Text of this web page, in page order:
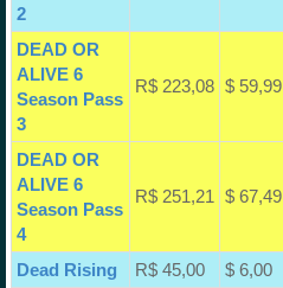
2
DEAD OR
ALIVE 6
Season Pass
3
R$ 223,08 $ 59,99
DEAD OR
ALIVE 6
Season Pass
4
R$ 251,21 $ 67,49
Dead Rising R$ 45,00 $ 6,00